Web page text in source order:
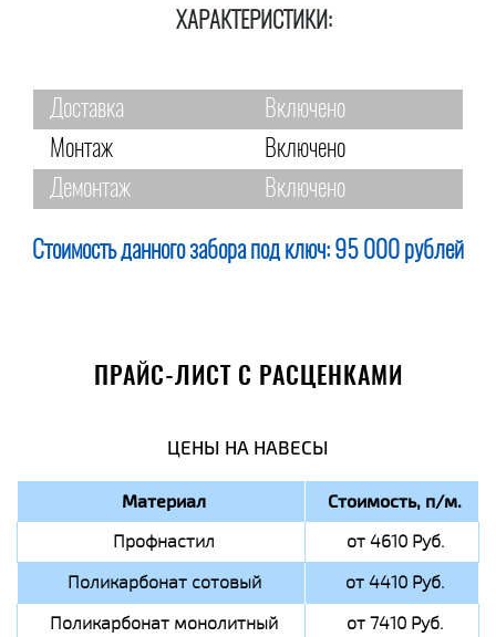
ХАРАКТЕРИСТИКИ:
Доставка
Включено
Монтаж
Включено
Демонтаж
Включено
Стоимость данного забора под ключ: 95 000 рублей
ПРАЙС-ЛИСТ С РАСЦЕНКАМИ
ЦЕНЫ НА НАВЕСЫ
Материал Стоимость, п/м.
Профнастил
от 4610 Руб.
Поликарбонат сотовый
от 4410 Руб.
Поликарбонат монолитный
от 7410 Руб.